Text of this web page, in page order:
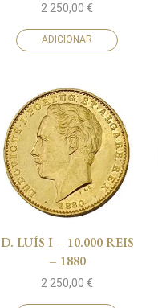
2 250,00€
ADICIONAR
D. LUÍS I – 10.000 REIS
– 1880
2 250,00€